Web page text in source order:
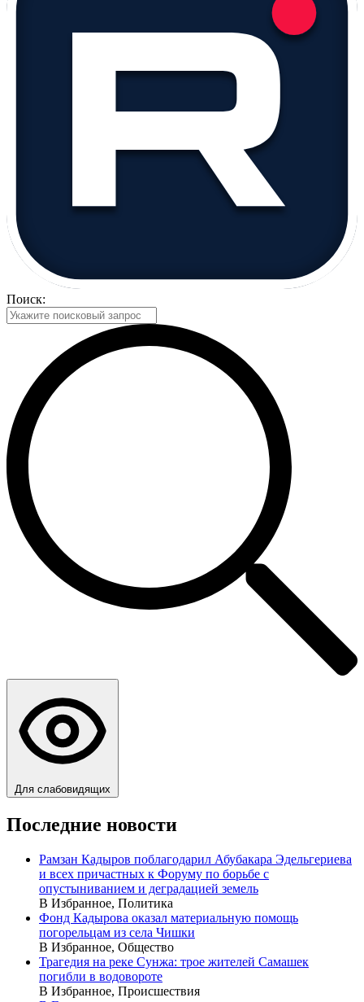
Поиск:
Для слабовидящих
Последние новости
Рамзан Кадыров поблагодарил Абубакара Эдельгериева
и всех причастных к Форуму по борьбе с
опустыниванием и деградацией земель
В Избранное, Политика
Фонд Кадырова оказал материальную помощь
погорельцам из села Чишки
В Избранное, Общество
Трагедия на реке Сунжа: трое жителей Самашек
погибли в водовороте
В Избранное, Происшествия